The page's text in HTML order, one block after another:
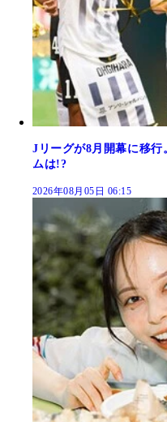
Jリーグが8月開幕に移
ムは!?
2026年08月05日 06:15